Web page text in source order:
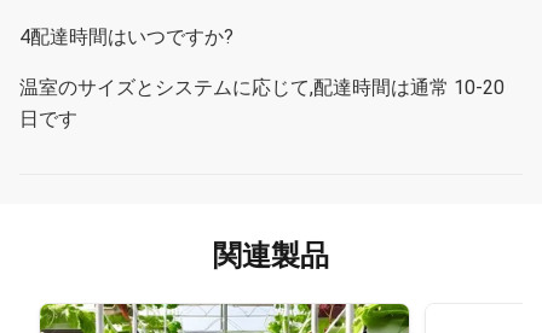
4配達時間はいつですか?
温室のサイズとシステムに応じて,配達時間は通常 10-20
日です
関連製品